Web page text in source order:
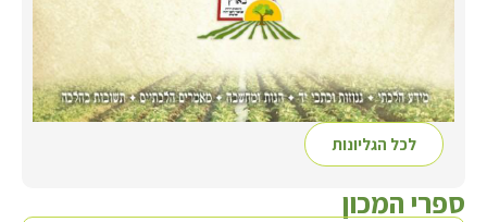
לכל הגליונות
ספרי המכון